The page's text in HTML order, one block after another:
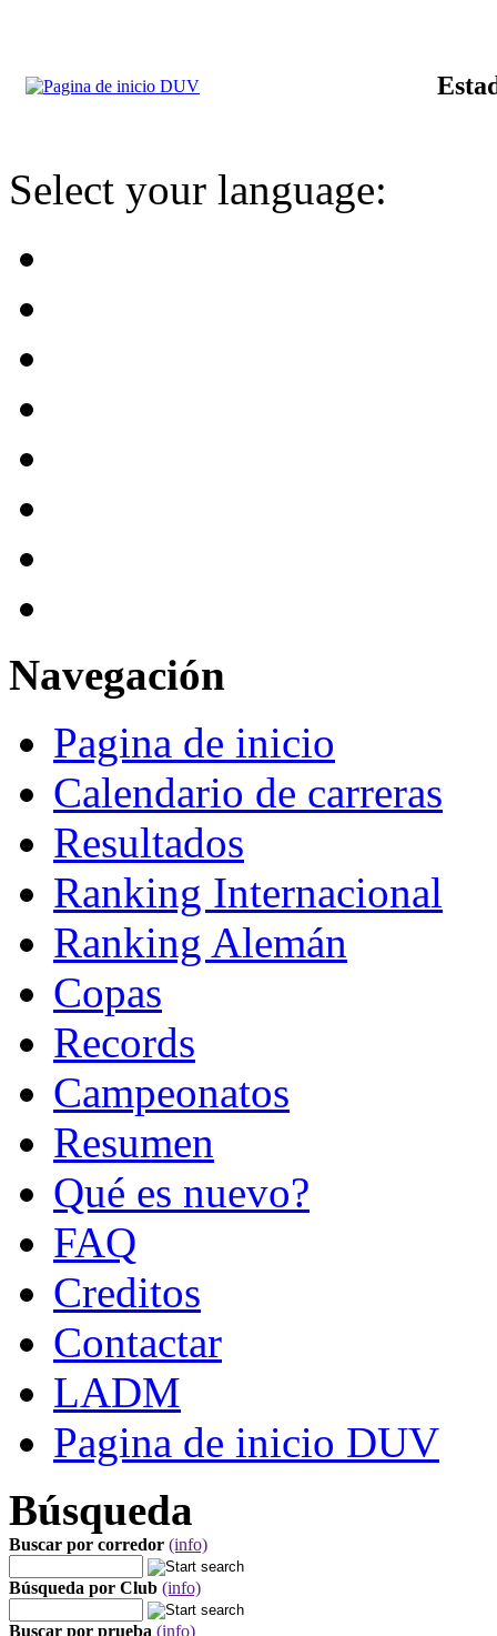
Select your language:
Navegación
Pagina de inicio
Calendario de carreras
Resultados
Ranking Internacional
Ranking Alemán
Copas
Records
Campeonatos
Resumen
Qué es nuevo?
FAQ
Creditos
Contactar
LADM
Pagina de inicio DUV
Búsqueda
Buscar por corredor (info)
Búsqueda por Club (info)
Buscar por prueba (info)